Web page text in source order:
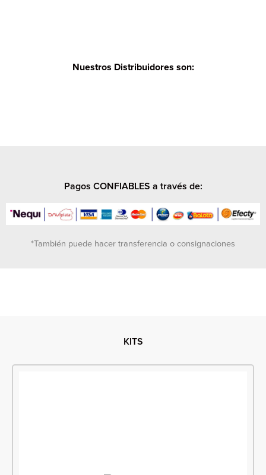
Nuestros Distribuidores son:
Pagos CONFIABLES a través de:
*También puede hacer transferencia o consignaciones
KITS